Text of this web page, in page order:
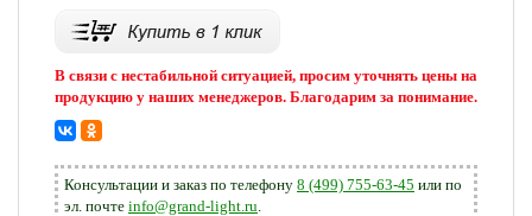
В связи с нестабильной ситуацией, просим уточнять цены на
продукцию у наших менеджеров. Благодарим за понимание.
Консультации и заказ по телефону 8 (499) 755-63-45 или по
эл. почте info@grand-light.ru.